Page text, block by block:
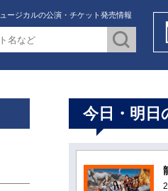
ージカルの公演・チケット発売情報
今日・明日